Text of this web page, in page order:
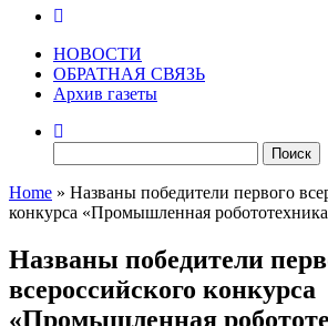
НОВОСТИ
ОБРАТНАЯ СВЯЗЬ
Архив газеты
Home » Названы победители первого
конкурса «Промышленная
Названы победители
всероссийского конкурса
«Промышленная